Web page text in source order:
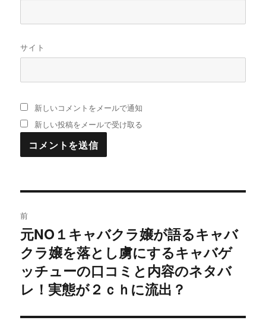
サイト
新しいコメントをメールで通知
新しい投稿をメールで受け取る
稿
ナ
ビ
前
過
去
の
投
稿:
元NO１キャバクラ嬢が語るキャバ
クラ嬢を落とし虜にするキャバゲ
ッチューの口コミと内容のネタバ
レ！実態が２ｃｈに流出？